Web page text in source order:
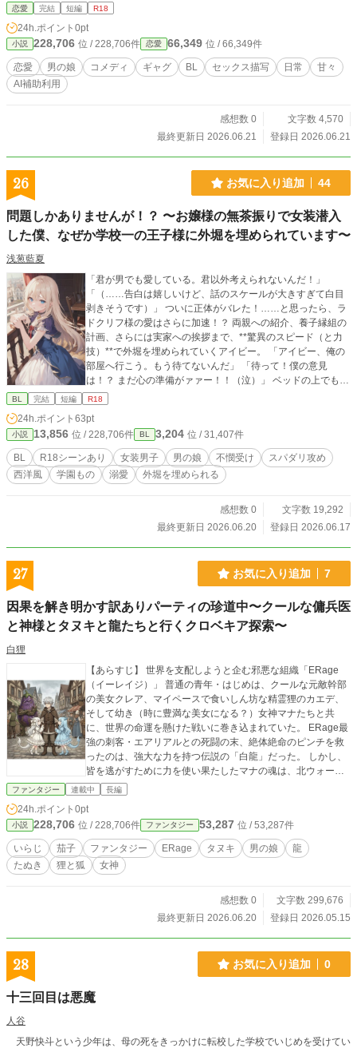
恋愛 完結 短編 R18
24h.ポイント 0pt
小説 228,706 位 / 228,706件 恋愛 66,349 位 / 66,349件
恋愛 男の娘 コメディ ギャグ BL セックス描写 日常
甘々
AI補助利用
感想数 0
文字数 4,570
最終更新日 2026.06.21
登録日 2026.06.21
26 お気に入り追加 44
問題しかありませんが！？ 〜お嬢様の無茶振りで女装潜入
した僕、なぜか学校一の王子様に外堀を埋められています〜
浅葱藍夏
「君が男でも愛している。君以外考えられないんだ！」
「（……告白は嬉しいけど、話のスケールが大きすぎて白目
剥きそうです）」 ついに正体がバレた！……と思ったら、ラ
ドクリフ様の愛はさらに加速！？ 両親への紹介、養子縁組の
計画、さらには実家への挨拶まで、**驚異のスピード（と力
技）**で外堀を埋められていくアイビー。 「アイビー、俺の
部屋へ行こう。もう待てないんだ」 「待って！僕の意見
は！？ まだ心の準備がァァー！！（泣）」 ベッドの上でも、
交渉の場でも、王子様の強引さは「測定不能」。 男のプライ
と**「公爵夫人」**の称号にすり替わっていて……！？ 「は
あ……もう、問題しかないんですけど。……でも、嫌いにな
れないのが一番の問題だ」 逃げ場なし、拒否権なし、愛は特
盛り！ 不憫かわいいアイビーと、執着MAXな王子様の、前途
多難で最高にハッピーな完結編！
BL 完結 短編 R18
24h.ポイント 63pt
小説 13,856 位 / 228,706件 BL 3,204 位 / 31,407件
BL R18シーンあり 女装男子 男の娘 不憫受け
スパダリ攻め
西洋風
学園もの 溺愛 外堀を埋められる
感想数 0
文字数 19,292
最終更新日 2026.06.20
登録日 2026.06.17
27 お気に入り追加 7
因果を解き明かす訳ありパーティの珍道中〜クールな傭兵医
と神様とタヌキと龍たちと行くクロベキア探索〜
白狸
【あらすじ】 ​世界を支配しようと企む邪悪な組織「ERage
（イーレイジ）」 普通の青年・はじめは、クールな元敵幹部
の美女クレア、マイペースで食いしん坊な精霊狸のカエデ、
そして幼き（時に豊満な美女になる？）女神マナたちと共
に、世界の命運を懸けた戦いに巻き込まれていた。 ​ERage最
強の刺客・エアリアルとの死闘の末、絶体絶命のピンチを救
ったのは、強大な力を持つ伝説の「白龍」だった。 しかし、
皆を逃がすために力を使い果たしたマナの魂は、北ウォー沼
の祠にある夢の世界へと囚われてしまう。 ​絶対絶命の危機を
オドした可愛らしいその少女の正体は、なんと絶大な力ゆえ
の葛藤を抱えた「男の龍」・イオリだった！ イオリの口か
ら、時空を超える超越者「アンナ」の存在や、はじめが持つ
「鍵」の恐るべき真のシステムが次々と明かされていく。 ​
数々の真実を知ったはじめは、守られるだけの自分から脱却
彼の前に立ち塞がる当面の最大の試練は、ERageの精鋭では
なく……家で帰りを待つ、超ヤキモチ焼きの妹・リフリッジ
めの胃痛が止まらないカオスな大冒険はまだまだ続く！
ファンタジー 連載中 長編
24h.ポイント 0pt
小説 228,706 位 / 228,706件 ファンタジー 53,287 位 / 53,287件
いらじ 茄子 ファンタジー ERage タヌキ 男の娘
龍
たぬき
狸と狐 女神
感想数 0
文字数 299,676
最終更新日 2026.06.20
登録日 2026.05.15
28 お気に入り追加 0
十三回目は悪魔
人谷
天野快斗という少年は、母の死をきっかけに転校した学校でいじめを受けてい